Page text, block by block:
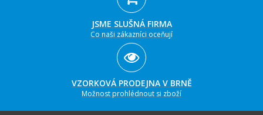
JSME SLUŠNÁ FIRMA
Co naši zákazníci oceňují
VZORKOVÁ PRODEJNA V BRNĚ
Možnost prohlédnout si zboží